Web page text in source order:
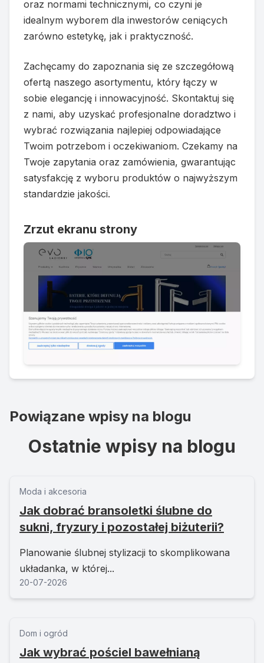
oraz normami technicznymi, co czyni je
idealnym wyborem dla inwestorów ceniących
zarówno estetykę, jak i praktyczność.
Zachęcamy do zapoznania się ze szczegółową
ofertą naszego asortymentu, który łączy w
sobie elegancję i innowacyjność. Skontaktuj się
z nami, aby uzyskać profesjonalne doradztwo i
wybrać rozwiązania najlepiej odpowiadające
Twoim potrzebom i oczekiwaniom. Czekamy na
Twoje zapytania oraz zamówienia, gwarantując
satysfakcję z wyboru produktów o najwyższym
standardzie jakości.
Zrzut ekranu strony
Powiązane wpisy na blogu
Ostatnie wpisy na blogu
Moda i akcesoria
Jak dobrać bransoletki ślubne do
sukni, fryzury i pozostałej biżuterii?
Planowanie ślubnej stylizacji to skomplikowana
układanka, w której...
20-07-2026
Dom i ogród
Jak wybrać pościel bawełnianą